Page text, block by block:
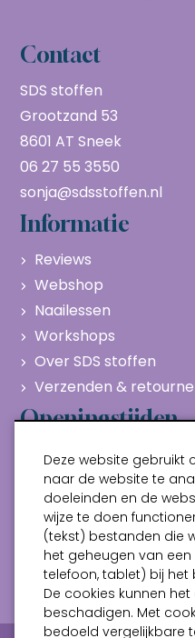
Contact
SDS stoffen
Grootzand 53
8601 AT Sneek
06 27 55 3550
sonja@sdsstoffen.nl
Informatie
Reviews
Webshop
Naailessen
Workshops
Over SDS stoffen
Verzenden &
Openingstijden
Maandag
Gesloten
Dinsdag
10:00 -
Woensdag
10:00 -
Donderdag
10:00 -
Vrijdag
10:00 -
Zaterdag
10:00 -
Deze website gebruikt
naar de website te
doeleinden en de
wijze te doen
(tekst) bestanden die
het geheugen van
telefoon, tablet) bij het
De cookies kunnen
beschadigen. Met
bedoeld vergelijkbare